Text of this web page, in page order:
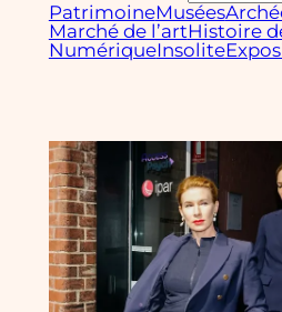
PatrimoineMusées
Marché de l’artHistoire
NumériqueInsolite